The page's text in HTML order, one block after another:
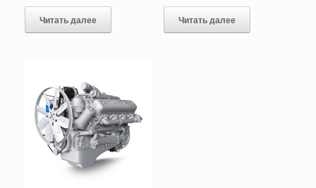
Читать далее Читать далее